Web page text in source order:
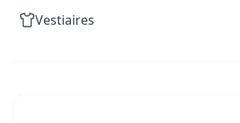
maximum de plaisir sur le terrain.
Vestiaires